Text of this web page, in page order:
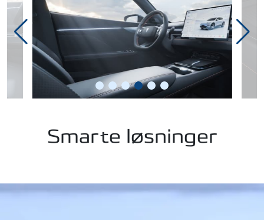
Smarte løsninger